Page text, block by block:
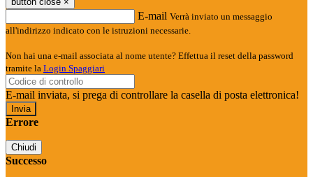
E-mail Verrà inviato un messaggio
all'indirizzo indicato con le istruzioni necessarie.
Non hai una e-mail associata al nome utente? Effettua il reset della password
tramite la Login Spaggiari
E-mail inviata, si prega di controllare la casella di posta elettronica!
Errore
Chiudi
Successo